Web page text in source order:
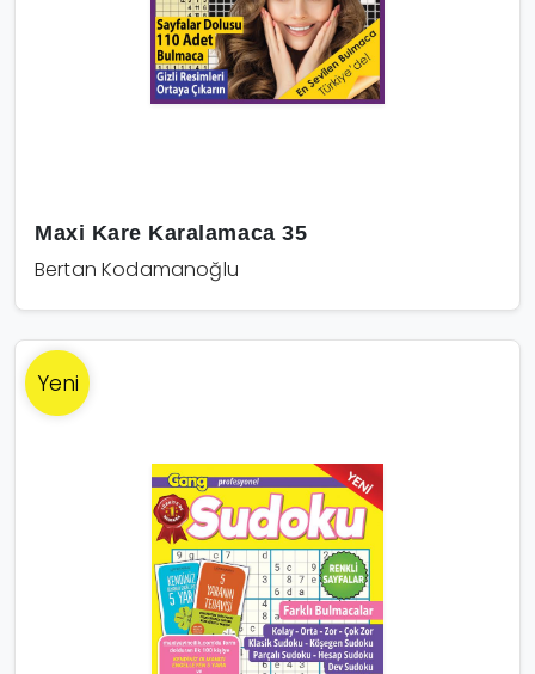
Maxi Kare Karalamaca 35
Bertan Kodamanoğlu
Yeni